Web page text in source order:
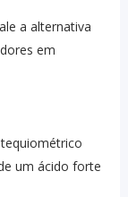
a alternativa
em
um ácido forte